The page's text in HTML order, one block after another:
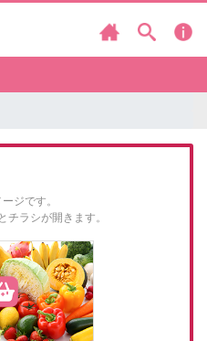
ジです。
チラシが開きます。